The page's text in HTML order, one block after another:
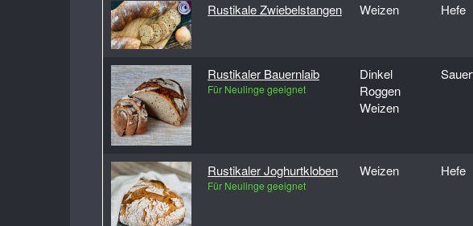
Rustikale Zwiebelstangen Weizen Hefe
Rustikaler Bauernlaib
Für Neulinge geeignet
Dinkel
Roggen
Weizen
Rustikaler Joghurtkloben
Für Neulinge geeignet
Weizen Hefe